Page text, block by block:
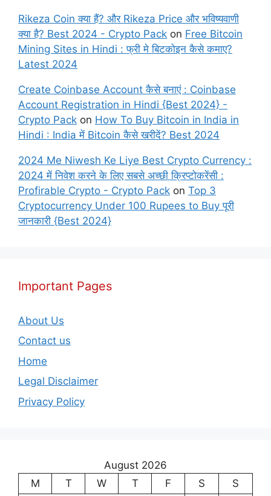
Rikeza Coin क्या हैं? और Rikeza Price और भविष्यवाणी
क्या है? Best 2024 - Crypto Pack on Free Bitcoin
Mining Sites in Hindi : फ्री मे बिटकोइन कैसे कमाए?
Latest 2024
Create Coinbase Account कैसे बनाएं : Coinbase
Account Registration in Hindi {Best 2024} -
Crypto Pack on How To Buy Bitcoin in India in
Hindi : India में Bitcoin कैसे खरीदें? Best 2024
2024 Me Niwesh Ke Liye Best Crypto Currency :
2024 में निवेश करने के लिए सबसे अच्छी क्रिप्टोकरेंसी :
Profirable Crypto - Crypto Pack on Top 3
Cryptocurrency Under 100 Rupees to Buy पूरी
जानकारी {Best 2024}
Important Pages
About Us
Contact us
Home
Legal Disclaimer
Privacy Policy
August 2026
M
T W T F S
S